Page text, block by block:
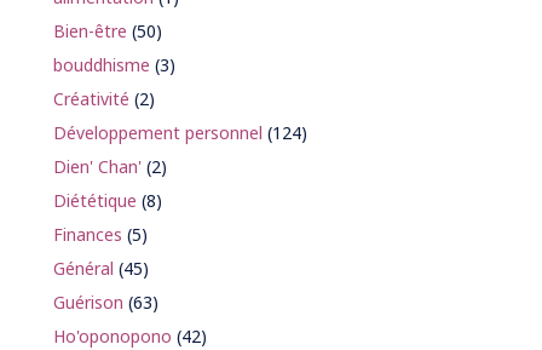
Bien-être (50)
bouddhisme (3)
Créativité (2)
Développement personnel (124)
Dien' Chan' (2)
Diététique (8)
Finances (5)
Général (45)
Guérison (63)
Ho'oponopono (42)